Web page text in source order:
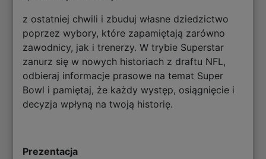
z ostatniej chwili i zbuduj własne dziedzictwo
poprzez wybory, które zapamiętają zarówno
zawodnicy, jak i trenerzy. W trybie Superstar
zanurz się w nowych historiach z draftu NFL,
odbieraj informacje prasowe na temat Super
Bowl i pamiętaj, że każdy występ, osiągnięcie i
decyzja wpłyną na twoją historię.
Prezentacja